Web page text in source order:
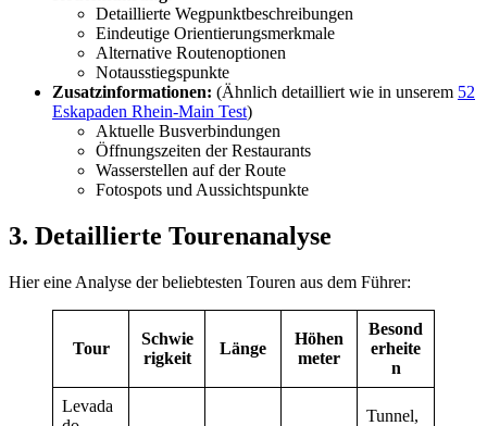
Detaillierte Wegpunktbeschreibungen
Eindeutige Orientierungsmerkmale
Alternative Routenoptionen
Notausstiegspunkte
Zusatzinformationen: (Ähnlich detailliert wie in unserem 52
Eskapaden Rhein-Main Test)
Aktuelle Busverbindungen
Öffnungszeiten der Restaurants
Wasserstellen auf der Route
Fotospots und Aussichtspunkte
3. Detaillierte Tourenanalyse
Hier eine Analyse der beliebtesten Touren aus dem Führer:
Tour
Schwie
rigkeit
Länge
Höhen
meter
Besond
erheite
n
Levada
Tunnel,